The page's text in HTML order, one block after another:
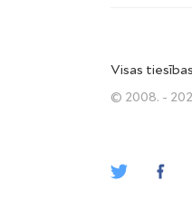
Visas
© 2008. -